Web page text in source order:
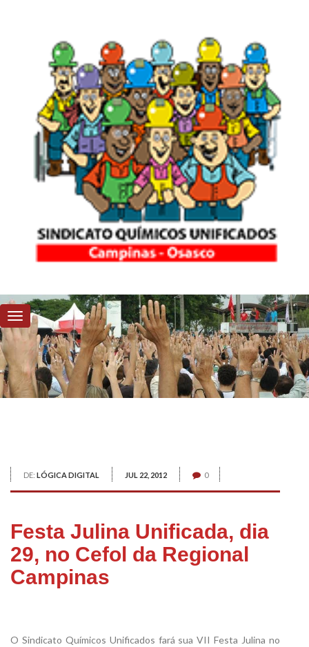
DE: LÓGICA DIGITAL JUL 22, 2012 0
Festa Julina Unificada, dia
29, no Cefol da Regional
Campinas
O Sindicato Químicos Unificados fará sua VII Festa Julina no